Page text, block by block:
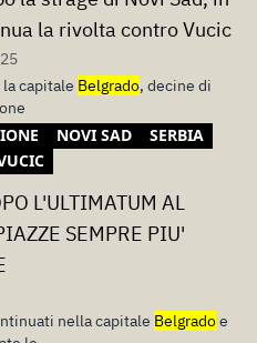
la rivolta contro Vucic
capitale Belgrado, decine di
NOVI SAD
SERBIA
L'ULTIMATUM AL
SEMPRE PIU'
nella capitale Belgradoe